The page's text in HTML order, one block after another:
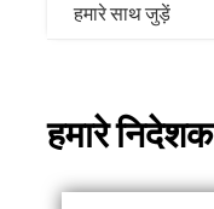
हमारे साथ जुड़ें
हमारे